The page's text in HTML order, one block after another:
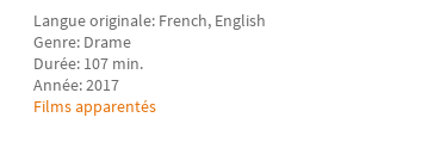
Langue originale: French, English
Genre: Drame
Durée: 107 min.
Année: 2017
Films apparentés